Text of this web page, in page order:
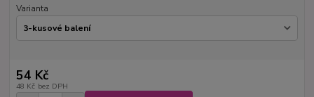
Varianta
54 Kč
48 Kč bez DPH